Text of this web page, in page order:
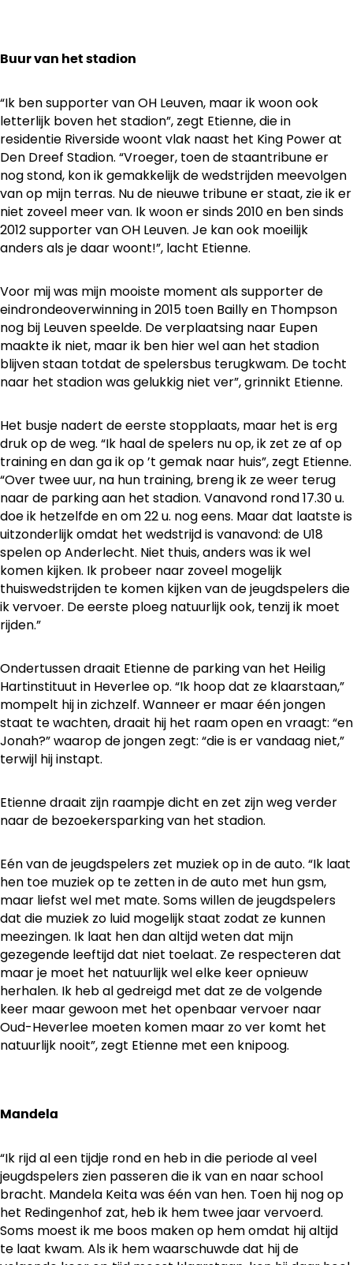
Buur van het stadion
“Ik ben supporter van OH Leuven, maar ik woon ook
letterlijk boven het stadion”, zegt Etienne, die in
residentie Riverside woont vlak naast het King Power at
Den Dreef Stadion. “Vroeger, toen de staantribune er
nog stond, kon ik gemakkelijk de wedstrijden meevolgen
van op mijn terras. Nu de nieuwe tribune er staat, zie ik er
niet zoveel meer van. Ik woon er sinds 2010 en ben sinds
2012 supporter van OH Leuven. Je kan ook moeilijk
anders als je daar woont!”, lacht Etienne.
Voor mij was mijn mooiste moment als supporter de
eindrondeoverwinning in 2015 toen Bailly en Thompson
nog bij Leuven speelde. De verplaatsing naar Eupen
maakte ik niet, maar ik ben hier wel aan het stadion
blijven staan totdat de spelersbus terugkwam. De tocht
naar het stadion was gelukkig niet ver”, grinnikt Etienne.
Het busje nadert de eerste stopplaats, maar het is erg
druk op de weg. “Ik haal de spelers nu op, ik zet ze af op
training en dan ga ik op ’t gemak naar huis”, zegt Etienne.
“Over twee uur, na hun training, breng ik ze weer terug
naar de parking aan het stadion. Vanavond rond 17.30 u.
doe ik hetzelfde en om 22 u. nog eens. Maar dat laatste is
uitzonderlijk omdat het wedstrijd is vanavond: de U18
spelen op Anderlecht. Niet thuis, anders was ik wel
komen kijken. Ik probeer naar zoveel mogelijk
thuiswedstrijden te komen kijken van de jeugdspelers die
ik vervoer. De eerste ploeg natuurlijk ook, tenzij ik moet
rijden.”
Ondertussen draait Etienne de parking van het Heilig
Hartinstituut in Heverlee op. “Ik hoop dat ze klaarstaan,”
mompelt hij in zichzelf. Wanneer er maar één jongen
staat te wachten, draait hij het raam open en vraagt: “en
Jonah?” waarop de jongen zegt: “die is er vandaag niet,”
terwijl hij instapt.
Etienne draait zijn raampje dicht en zet zijn weg verder
naar de bezoekersparking van het stadion.
Eén van de jeugdspelers zet muziek op in de auto. “Ik laat
hen toe muziek op te zetten in de auto met hun gsm,
maar liefst wel met mate. Soms willen de jeugdspelers
dat die muziek zo luid mogelijk staat zodat ze kunnen
meezingen. Ik laat hen dan altijd weten dat mijn
gezegende leeftijd dat niet toelaat. Ze respecteren dat
maar je moet het natuurlijk wel elke keer opnieuw
herhalen. Ik heb al gedreigd met dat ze de volgende
keer maar gewoon met het openbaar vervoer naar
Oud-Heverlee moeten komen maar zo ver komt het
natuurlijk nooit”, zegt Etienne met een knipoog.
Mandela
“Ik rijd al een tijdje rond en heb in die periode al veel
jeugdspelers zien passeren die ik van en naar school
bracht. Mandela Keita was één van hen. Toen hij nog op
het Redingenhof zat, heb ik hem twee jaar vervoerd.
Soms moest ik me boos maken op hem omdat hij altijd
te laat kwam. Als ik hem waarschuwde dat hij de